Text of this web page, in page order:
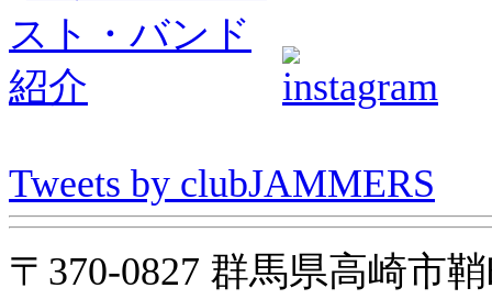
Tweets by clubJAMMERS
〒370-0827 群馬県高崎市